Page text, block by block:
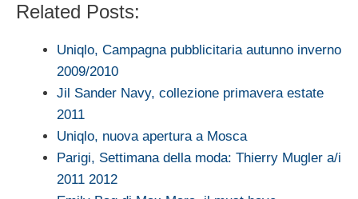
Related Posts:
Uniqlo, Campagna pubblicitaria autunno inverno
2009/2010
Jil Sander Navy, collezione primavera estate
2011
Uniqlo, nuova apertura a Mosca
Parigi, Settimana della moda: Thierry Mugler a/i
2011 2012